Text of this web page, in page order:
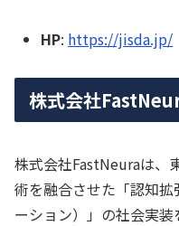
HP: https://jisda.jp/
株式会社
株式会社FastNeuraは、
術を融合させた「認知
ーション）」の社会実